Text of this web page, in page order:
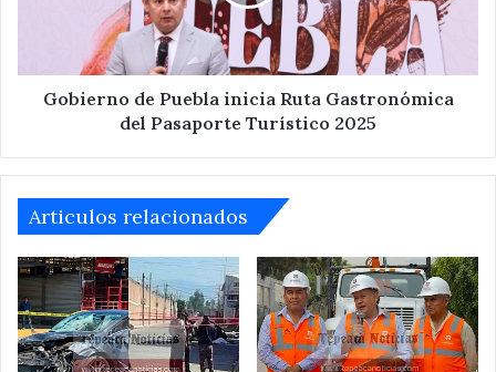
Turístico
2025Gobierno de Puebla inicia Ruta Gastronómica
del Pasaporte Turístico 2025
Articulos relacionados